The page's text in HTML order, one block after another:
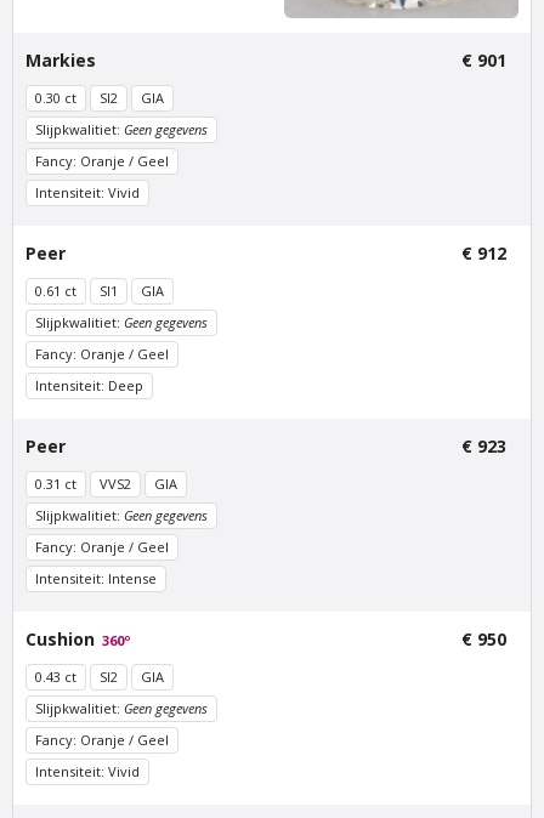
€ 500excl. BTW
Van Amstel Beurs
€ 500excl. BTW
Markies € 901
0.30 ct SI2
GIA
Slijpkwalitiet: Geen gegevens
Fancy: Oranje / Geel
Intensiteit: Vivid
Peer € 912
0.61 ct SI1
GIA
Slijpkwalitiet: Geen gegevens
Fancy: Oranje / Geel
Intensiteit: Deep
Peer € 923
0.31 ct VVS2
GIA
Slijpkwalitiet: Geen gegevens
Fancy: Oranje / Geel
Intensiteit: Intense
Cushion 360º € 950
0.43 ct SI2
GIA
Slijpkwalitiet: Geen gegevens
Fancy: Oranje / Geel
Intensiteit: Vivid